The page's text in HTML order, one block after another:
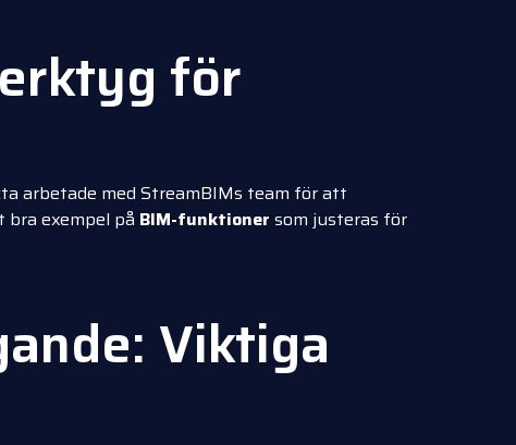
för
arbetade med StreamBIMs team för att
exempel på BIM-funktioner som justeras för
Viktiga